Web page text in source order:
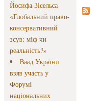
Йосифа Зісельса
«Глобальний право-
консервативний
зсув: міф чи
реальність?»
Ваад України
взяв участь у
Форумі
національних